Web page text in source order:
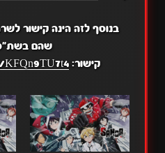
בנוסף לזה הינה קישור
שהם בשת"פ
קישור:KFQn9TU7t4